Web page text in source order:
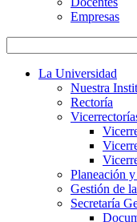
Empresas
La Universidad
Nuestra
Rectoría
Planeación
Gestión de
Secretaría